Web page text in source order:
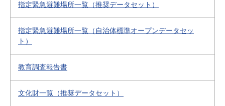
指定緊急避難場所一覧（推奨データセット）
指定緊急避難場所一覧（自治体標準オープンデータセッ
ト）
教育調査報告書
文化財一覧（推奨データセット）